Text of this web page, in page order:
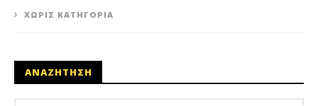
ΧΩΡΊΣ ΚΑΤΗΓΟΡΊΑ
ΑΝΑΖΗΤΗΣΗ